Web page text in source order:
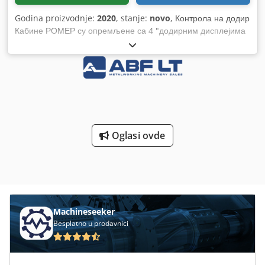
Godina proizvodnje: 2020, stanje: novo, Контрола на додир
Кабине РОМЕР су опремљене са 4 "додирним дисплејима
у боји. Руковање кабином је интуитивно, одвија се у 3
режима, аутоматски (временски), аутоматски (заснован на
запушеном сензору филтера) или ручно Сензор за
зачепљење филтера У кабинама је инсталиран сензор који
аутоматског чишћења филтера има низ фреквенција
чишћења и подешавања времена снимања. Сваки од
Захваљујући овом систему, оператер више неће морати да
размишља о томе. Слаб звук Алуминијумски вентилатори
су врло тихи, раде на нивоу од 74-79дБ - Није много. са
стандардном структуром кабине, чак је и тешко
разговарати. Машина за провлачење кроз кабину Кабина
повлачењем вешајућих носача унутар кабине побољшава
Oglasi ovde
Machineseeker
Besplatno u prodavnici